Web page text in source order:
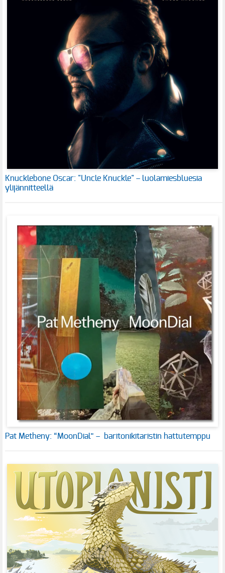
Knucklebone Oscar: "Uncle Knuckle" – luolamiesbluesia
ylijännitteellä
Pat Metheny: “MoonDial” – baritonikitaristin hattutemppu